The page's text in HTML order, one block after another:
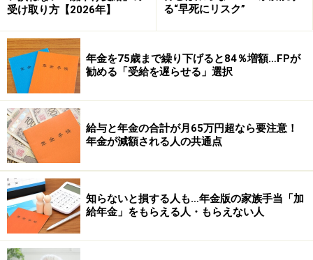
老後の収入のメインである年金ですが、支払いが止まっ
てしまうこともあります。どういう場合に止まってしま
うか、3つ例を挙げてみます。
1. 生計維持確認届を返送しなかった場合……加給年金をも
らっている人が、誕生月に来る「生計維持確認届」を返
送しないと、年金が止まってしまうことがあります。
2. 65歳のときにくるハガキを出さなかった場合……60歳代
前半の特別支給の老齢厚生年金を受けている人が、65歳
の誕生月に来る「年金請求書（国民年金・厚生年金保険
受け取り方【2026年】
る“早死にリスク”
年金を75歳まで繰り下げると84％増額…FPが
勧める「受給を遅らせる」選択
給与と年金の合計が月65万円超なら要注意！
年金が減額される人の共通点
知らないと損する人も…年金版の家族手当「加
給年金」をもらえる人・もらえない人